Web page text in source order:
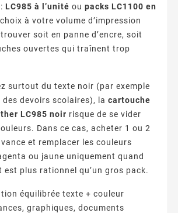
LC985 à l’unité ou packs LC1100 en
à votre volume d’impression
soit en panne d’encre, soit
ouvertes qui traînent trop
surtout du texte noir (par exemple
devoirs scolaires), la cartouche
LC985 noir risque de se vider
Dans ce cas, acheter 1 ou 2
et remplacer les couleurs
ou jaune uniquement quand
est plus rationnel qu’un gros pack.
équilibrée texte + couleur
graphiques, documents